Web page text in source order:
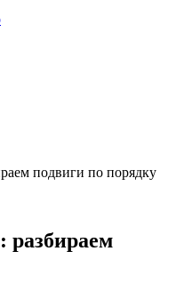
подвиги по порядку
разбираем